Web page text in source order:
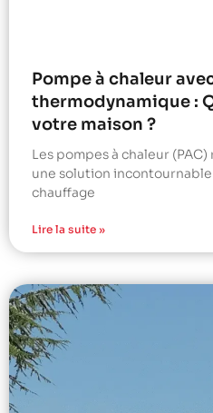
Pompe à chaleur
thermodynamique :
votre maison ?
Les pompes à chaleur
une solution
chauffage
Lire la suite »